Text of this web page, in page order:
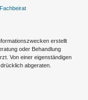
Fachbeirat
erstellt
oder Behandlung
Von einer eigenständigen
abgeraten.